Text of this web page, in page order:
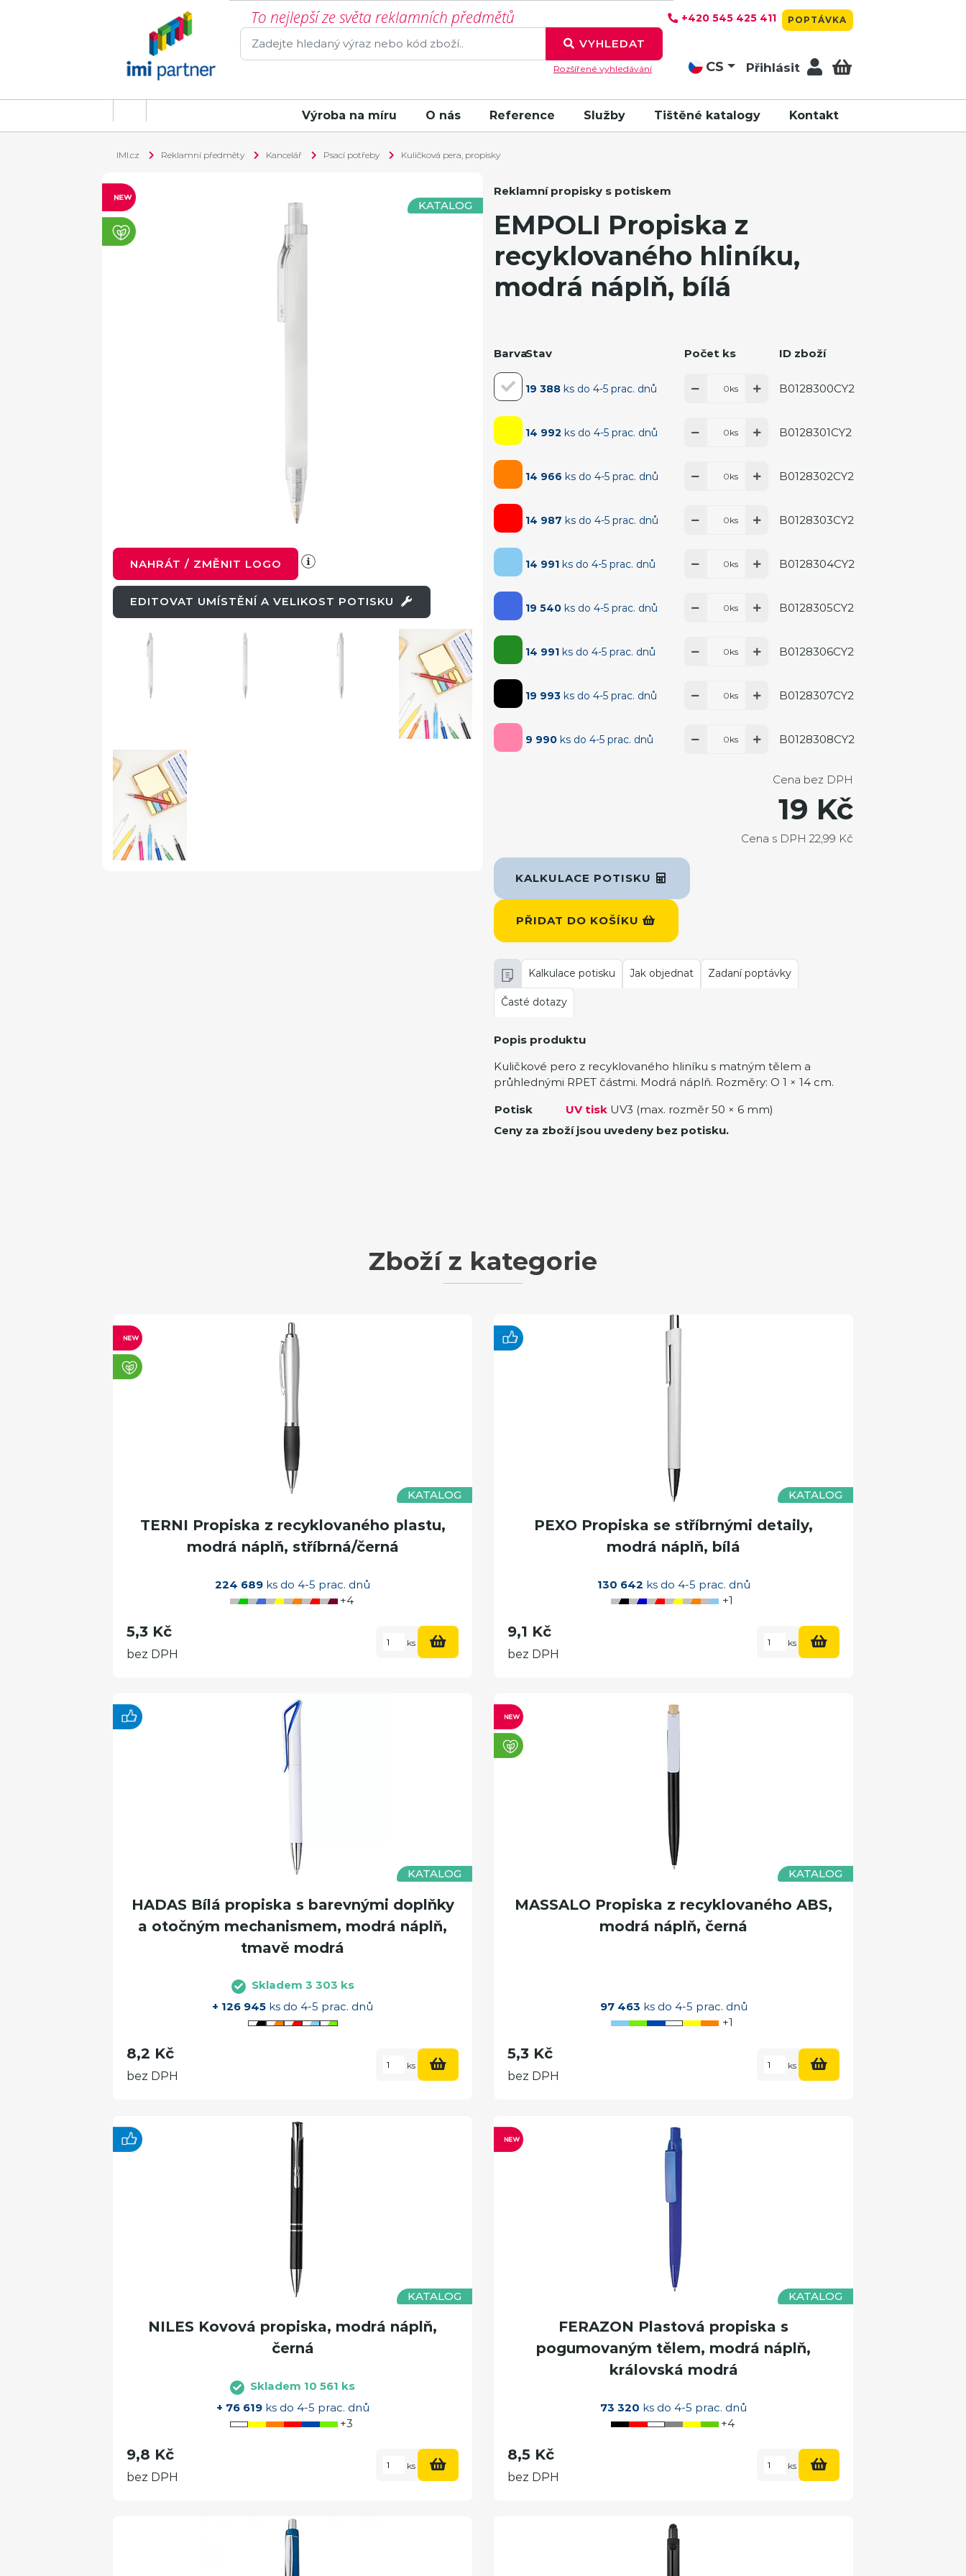
To nejlepší ze světa reklamních předmětů
VYHLEDAT
Rozšířené vyhledávání
+420 545 425 411 POPTÁVKA
CS Přihlásit
Výroba na míru O nás Reference Služby Tištěné katalogy Kontakt
IMI.cz Reklamní předměty Kancelář Psací potřeby Kuličková pera, propisky
KATALOG
NAHRÁT / ZMĚNIT LOGO
EDITOVAT UMÍSTĚNÍ A VELIKOST POTISKU
Reklamní propisky s potiskem
EMPOLI Propiska z
recyklovaného hliníku,
modrá náplň, bílá
BarvaStav Počet ks ID zboží
19 388 ks do 4-5 prac. dnů ks B0128300CY2
14 992 ks do 4-5 prac. dnů ks B0128301CY2
14 966 ks do 4-5 prac. dnů ks B0128302CY2
14 987 ks do 4-5 prac. dnů ks B0128303CY2
14 991 ks do 4-5 prac. dnů ks B0128304CY2
19 540 ks do 4-5 prac. dnů ks B0128305CY2
14 991 ks do 4-5 prac. dnů ks B0128306CY2
19 993 ks do 4-5 prac. dnů ks B0128307CY2
9 990 ks do 4-5 prac. dnů ks B0128308CY2
KALKULACE POTISKU
PŘIDAT DO KOŠÍKU
Cena bez DPH
19 Kč
Cena s DPH 22,99 Kč
Kalkulace potisku Jak objednat Zadaní poptávky
Časté dotazy
Popis produktu
Kuličkové pero z recyklovaného hliníku s matným tělem a
průhlednými RPET částmi. Modrá náplň. Rozměry: O 1 × 14 cm.
Potisk
UV tisk UV3 (max. rozměr 50 × 6 mm)
Ceny za zboží jsou uvedeny bez potisku.
Zboží z kategorie
KATALOG
TERNI Propiska z recyklovaného plastu,
modrá náplň, stříbrná/černá
224 689 ks do 4-5 prac. dnů
5,3 Kč
bez DPH
ks
+4
KATALOG
PEXO Propiska se stříbrnými detaily,
modrá náplň, bílá
130 642 ks do 4-5 prac. dnů
9,1 Kč
bez DPH
ks
+1
KATALOG
HADAS Bílá propiska s barevnými doplňky
a otočným mechanismem, modrá náplň,
tmavě modrá
Skladem 3 303 ks
+ 126 945 ks do 4-5 prac. dnů
8,2 Kč
bez DPH
ks
KATALOG
MASSALO Propiska z recyklovaného ABS,
modrá náplň, černá
97 463 ks do 4-5 prac. dnů
5,3 Kč
bez DPH
ks
+1
KATALOG
NILES Kovová propiska, modrá náplň,
černá
Skladem 10 561 ks
+ 76 619ks do 4-5 prac. dnů
9,8 Kč
bez DPH
ks
+3
KATALOG
FERAZON Plastová propiska s
pogumovaným tělem, modrá náplň,
královská modrá
73 320 ks do 4-5 prac. dnů
8,5 Kč
bez DPH
ks
+4